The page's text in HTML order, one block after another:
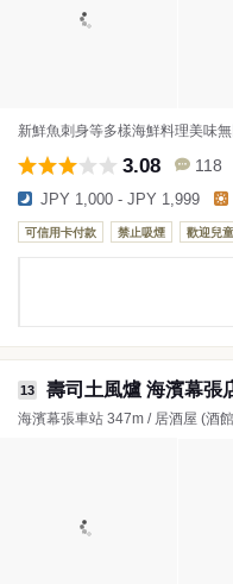
新鮮魚刺身等多樣海鮮料理美味
3.08 118
JPY 1,000 - JPY 1,999
可信用卡付款 禁止吸煙 歡迎兒童
13 壽司土風爐 海濱幕張
海濱幕張車站 347m / 居酒屋 (酒